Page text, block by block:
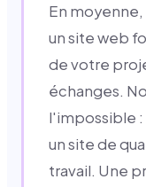
En
un site web
de votre
échanges.
l'impossible :
un site de
travail. Une